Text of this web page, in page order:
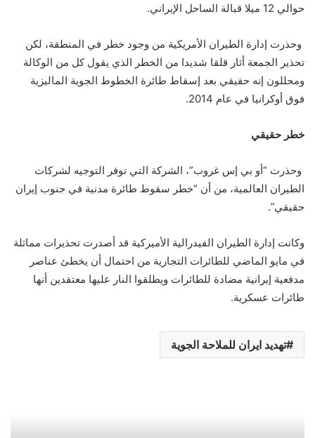
حوالي 12 ميلا قبالة الساحل الإيراني.
وحذرت إدارة الطيران الأمريكية من وجود خطر في المنطقة، لكن
تحذير الجمعة أثار قلقا شديدا من الخطر الذي يقول كل من الوكالة
ومحللون إنه حقيقي بعد إسقاط طائرة الخطوط الجوية الماليزية
فوق أوكرانيا في عام 2014.
خطر حقيقي
وحذرت “أو بي إس غروب”، الشركة التي توفر التوجيه لشركات
الطيران العالمية، من أن “خطر سقوط طائرة مدنية في جنوب إيران
حقيقي”.
وكانت إدارة الطيران الفيدرالية الأميركية قد أصدرت تحذيرات مماثلة
في مايو الماضي للطائرات التجارية من احتمال أن يخطئ عناصر
مدفعية إيرانية مضادة للطائرات ويطلقوا النار عليها معتقدين أنها
طائرات عسكرية.
تهديد ايران للملاحة الجوية